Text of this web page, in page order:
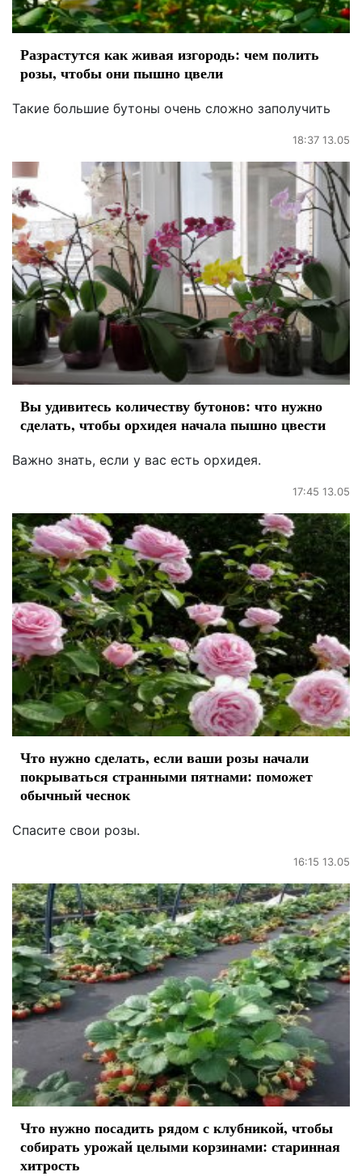
Разрастутся как живая изгородь: чем полить
розы, чтобы они пышно цвели
Такие большие бутоны очень сложно заполучить
18:37 13.05
Вы удивитесь количеству бутонов: что нужно
сделать, чтобы орхидея начала пышно цвести
Важно знать, если у вас есть орхидея.
17:45 13.05
Что нужно сделать, если ваши розы начали
покрываться странными пятнами: поможет
обычный чеснок
Спасите свои розы.
16:15 13.05
Что нужно посадить рядом с клубникой, чтобы
собирать урожай целыми корзинами: старинная
хитрость